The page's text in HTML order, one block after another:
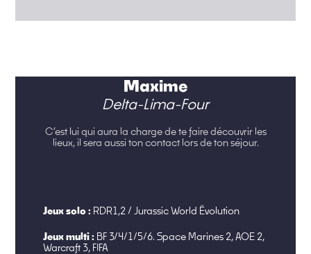
Maxime
Delta-Lima-Four
C’est lui qui aura la charge de te faire découvrir les
lieux, il sera aussi ton contact lors de ton séjour.
Jeux solo : RDR1,2 / Jurassic World Évolution
Jeux multi : BF 3/4/1/5/6. Space Marines 2, AOE 2,
Warcraft 3, FIFA